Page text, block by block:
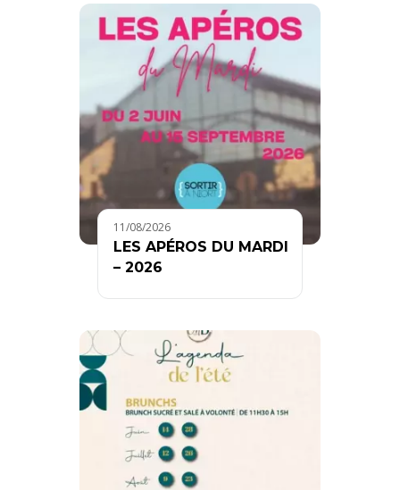
11/08/2026
LES APÉROS DU MARDI
– 2026